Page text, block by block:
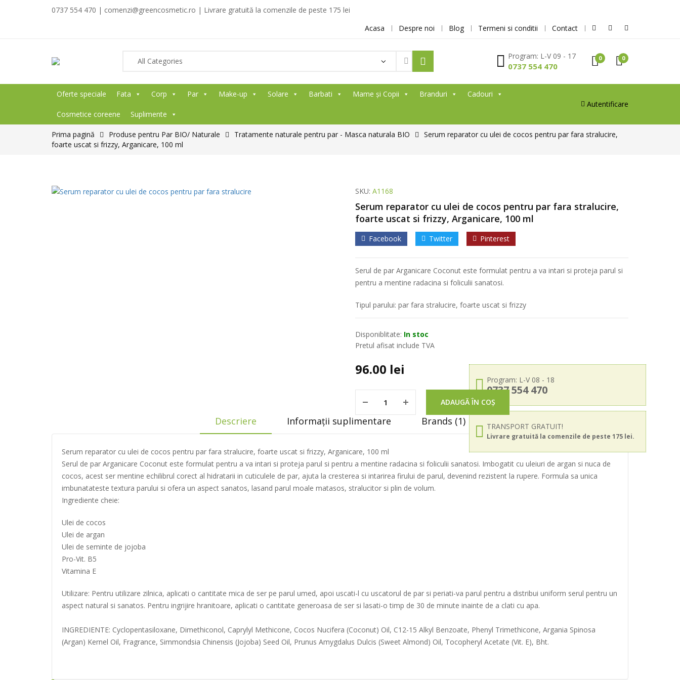
0737 554 470 | comenzi@greencosmetic.ro | Livrare gratuită la comenzile de peste 175 lei
Acasa
Despre noi Blog Termeni si conditii Contact
Program: L-V 09 - 17
0737 554 470
0 0
Oferte speciale Fata Corp Par Make-up Solare Barbati Mame și Copii Branduri Cadouri
Cosmetice coreene Suplimente
Autentificare
Prima pagină Produse pentru Par BIO/ Naturale Tratamente naturale pentru par - Masca naturala BIO
Serum reparator cu ulei de cocos pentru par fara stralucire,
foarte uscat si frizzy, Arganicare, 100 ml
SKU: A1168
Serum reparator cu ulei de cocos pentru par fara stralucire,
foarte uscat si frizzy, Arganicare, 100 ml
Facebook Twitter Pinterest
Serul de par Arganicare Coconut este formulat pentru a va intari si proteja parul si
pentru a mentine radacina si foliculii sanatosi.
Tipul parului: par fara stralucire, foarte uscat si frizzy
Disponiblitate: In stoc
Pretul afisat include TVA
Program: L-V 08 - 18
0737 554 470
TRANSPORT GRATUIT!
Livrare gratuită la comenzile de peste 175 lei.
96.00 lei
ADAUGĂ ÎN COȘ
Descriere Informații suplimentare Brands (1)
Serum reparator cu ulei de cocos pentru par fara stralucire, foarte uscat si frizzy, Arganicare, 100 ml
Serul de par Arganicare Coconut este formulat pentru a va intari si proteja parul si pentru a mentine radacina si foliculii sanatosi. Imbogatit cu uleiuri de argan si nuca de
cocos, acest ser mentine echilibrul corect al hidratarii in cuticulele de par, ajuta la cresterea si intarirea firului de parul, devenind rezistent la rupere. Formula sa unica
imbunatateste textura parului si ofera un aspect sanatos, lasand parul moale matasos, stralucitor si plin de volum.
Ingrediente cheie:
Ulei de cocos
Ulei de argan
Ulei de seminte de jojoba
Pro-Vit. B5
Vitamina E
Utilizare: Pentru utilizare zilnica, aplicati o cantitate mica de ser pe parul umed, apoi uscati-l cu uscatorul de par si periati-va parul pentru a distribui uniform serul pentru un
aspect natural si sanatos. Pentru ingrijire hranitoare, aplicati o cantitate generoasa de ser si lasati-o timp de 30 de minute inainte de a clati cu apa.
INGREDIENTE: Cyclopentasiloxane, Dimethiconol, Caprylyl Methicone, Cocos Nucifera (Coconut) Oil, C12-15 Alkyl Benzoate, Phenyl Trimethicone, Argania Spinosa
(Argan) Kernel Oil, Fragrance, Simmondsia Chinensis (Jojoba) Seed Oil, Prunus Amygdalus Dulcis (Sweet Almond) Oil, Tocopheryl Acetate (Vit. E), Bht.